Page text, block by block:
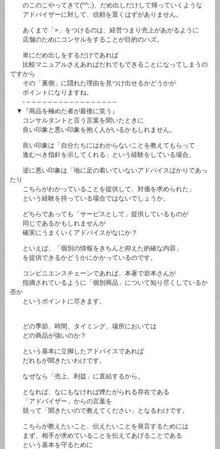
のこのこやってきて(^^;;)、だめ出しだけして帰っていくような
アドバイザーに対して、信頼を置くはずがありません。
あくまで「×」をつけるのは、経営つまり売上があがるように
店舗のためにコンサルをすることが目的のハズ。
単にだめ出しをするだけであれば
比較マニュアルさえあればだれでもできることになってしまうの
ですから
その「裏側」に隠れた理由を見つけ出せるかどうかが
ポイントになりますね。
- – – – – – – – – – – – – – – – – –
▼『商品を極めた者が最後に笑う』
コンサルタントと言う言葉を聞いたときに
良い印象と悪い印象を抱く人がいるかもしれません。
良い印象は「自分たちにはわからないことを教えてもらって
進むべき指針を示してくれる」という経験をしている場合。
逆に悪い印象は「地に足の着いていないアドバイスばかりであっ
たり
こちらがわかっていることを提供して、対価を求められた」
という経験を持っている場合ではないでしょうか。
どちらであっても「サービスとして」提供しているものが
同じであるかもしれませんが
確実にうまくいくアドバイスがなにか？
といえば、「個別の情報をきちんと抑えた的確な内容」
を提供できるかどうかにかかっているのです。
コンビニエンスチェーンであれば、本著で岩本さんが
指摘されているように「個別商品」について知り尽くしているか
否か
というポイントに尽きます。
どの季節、時間、タイミング、場所においては
どの商品が強いのか？
という基本に立脚したアドバイスであれば
だれもが聞きたいわけです。
なぜなら「売上、利益」に直結するから。
となれば、なにもなければ煙たがられる存在である
「アドバイザー」からの言葉を
競って「聞きたいので教えてください」となるわけです。
こちらが教えたいこと、伝えたいことを発言するためには
まず、相手が求めていることを伝えてあげることである
という基本を守るために